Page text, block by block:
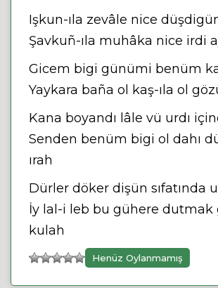
Işkun-ıla zevâle nice
Şavkuñ-ıla muhâka nice irdi
Gicem bigi günümi benüm
Yaykara baña ol kaş-ıla ol
Kana boyandı lâle vü urdı
Senden benüm bigi ol dahı
ırah
Dürler döker dişün sıfatında
İy lal-i leb bu gühere dutmak
kulah
Henüz Oylanmamış